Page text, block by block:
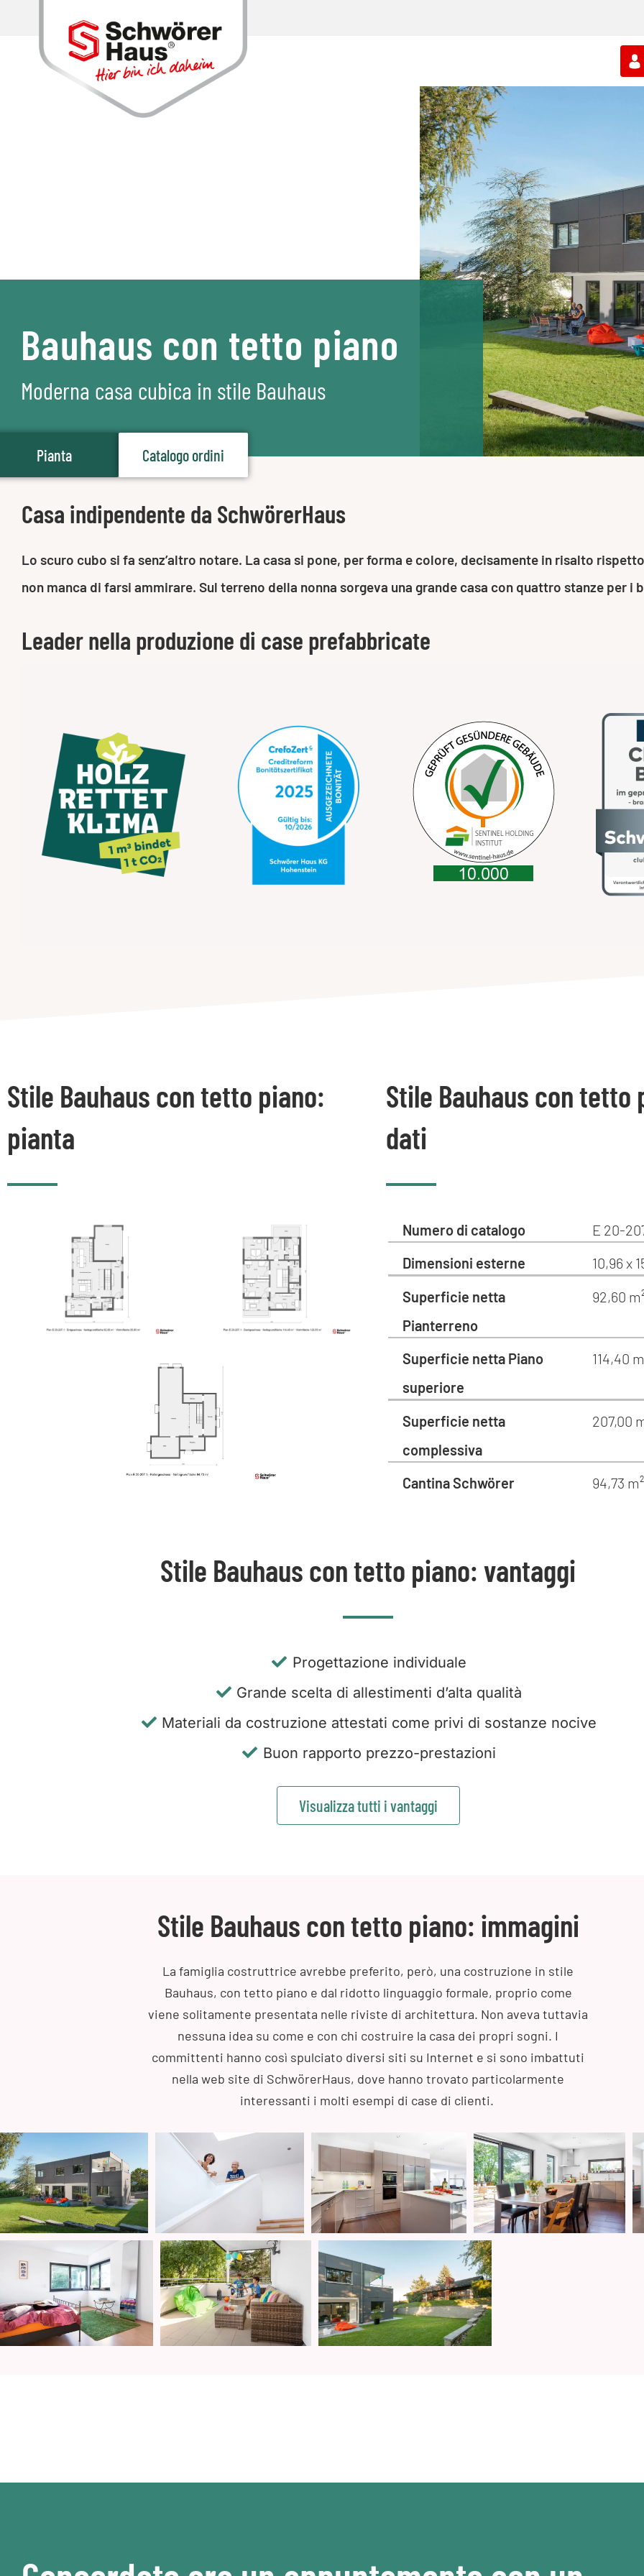
Bauhaus con tetto piano
Moderna casa cubica in stile Bauhaus
Pianta Catalogo ordini
Casa indipendente da SchwörerHaus
Lo scuro cubo si fa senz’altro notare. La casa si pone, per forma e colore, decisamente in risalto
non manca di farsi ammirare. Sul terreno della nonna sorgeva una grande casa con quattro stanze per i
Leader nella produzione di case prefabbricate
Stile Bauhaus con tetto piano:
pianta
Stile Bauhaus con tetto
dati
Numero di catalogo
E 20-
Dimensioni esterne
10,96 x
Superficie netta
Pianterreno
92,60
Superficie netta Piano
superiore
114,40
Superficie netta
complessiva
207,00
Cantina Schwörer 94,73 m²
Stile Bauhaus con tetto piano: vantaggi
Progettazione individuale
Grande scelta di allestimenti d’alta qualità
Materiali da costruzione attestati come privi di sostanze nocive
Buon rapporto prezzo-prestazioni
Visualizza tutti i vantaggi
Stile Bauhaus con tetto piano: immagini
La famiglia costruttrice avrebbe preferito, però, una costruzione in stile
Bauhaus, con tetto piano e dal ridotto linguaggio formale, proprio come
viene solitamente presentata nelle riviste di architettura. Non aveva tuttavia
nessuna idea su come e con chi costruire la casa dei propri sogni. I
committenti hanno così spulciato diversi siti su Internet e si sono imbattuti
nella web site di SchwörerHaus, dove hanno trovato particolarmente
interessanti i molti esempi di case di clienti.